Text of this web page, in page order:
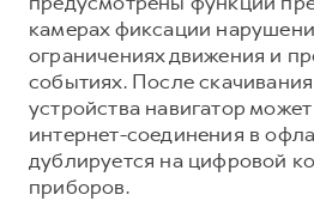
камерах фиксации
ограничениях движения и
событиях. После
устройства навигатор
интернет-соединения в
дублируется на цифровой
приборов.